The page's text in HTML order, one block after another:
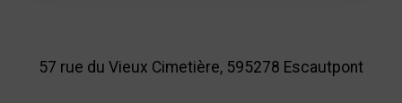
57 rue du Vieux Cimetière, 595278 Escautpont